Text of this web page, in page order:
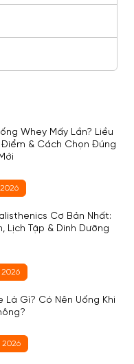
Whey Mấy Lần? Liều
Điểm & Cách Chọn Đúng
Cơ Bản Nhất:
Lịch Tập & Dinh Dưỡng
Là Gì? Có Nên Uống Khi
2026